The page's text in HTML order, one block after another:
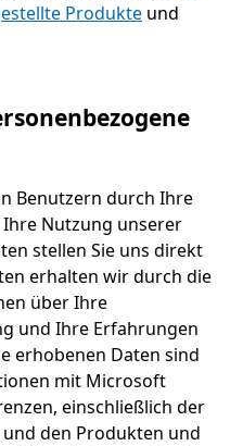
Produkte und
Benutzern durch Ihre
Nutzung unserer
stellen Sie uns direkt
erhalten wir durch die
über Ihre
und Ihre Erfahrungen
erhobenen Daten sind
mit Microsoft
einschließlich der
den Produkten und